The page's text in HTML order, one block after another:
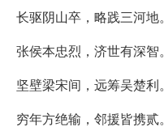
长驱阴山卒，略践三河地。
张侯本忠烈，济世有深智。
坚壁梁宋间，远筹吴楚利。
穷年方绝输，邻援皆携贰。